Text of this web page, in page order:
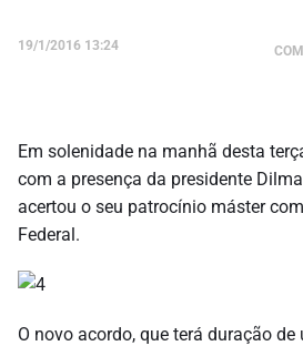
19/1/2016 13:24
Em solenidade na manhã desta
com a presença da presidente
acertou o seu patrocínio máster
Federal.
O novo acordo, que terá duração